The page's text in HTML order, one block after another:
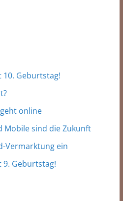
Geburtstag!
online
sind die Zukunft
Vermarktung ein
Geburtstag!